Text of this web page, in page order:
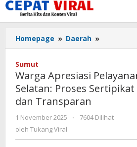
Lewati
konten
Homepage » Daerah »
Apresiasi
Nias
Selatan:
Tanah
dan
Sumut
Warga Apresiasi
Selatan: Proses
dan Transparan
1 November 2025
oleh
-
7604 Dilihat
oleh Tukang Viral